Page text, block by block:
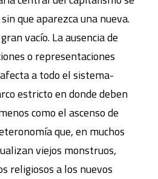
que aparezca una nueva.
vacío. La ausencia de
o representaciones
a todo el sistema-
estricto en donde deben
como el ascenso de
que, en muchos
viejos monstruos,
religiosos a los nuevos